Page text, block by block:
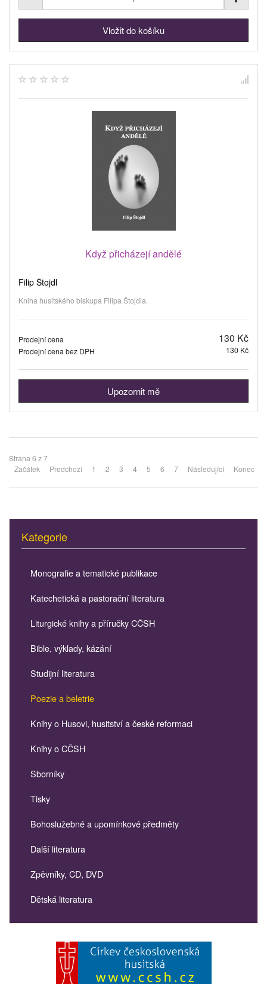
Když přicházejí andělé
Filip Štojdl
Kniha husitského biskupa Filipa Štojdla.
Prodejní cena 130 Kč
Prodejní cena bez DPH 130 Kč
Upozornit mě
Strana 6 z 7
Začátek
Předchozí 1 2 3 4 5 6 7 Následující Konec
Kategorie
Monografie a tematické publikace
Katechetická a pastorační literatura
Liturgické knihy a příručky CČSH
Bible, výklady, kázání
Studijní literatura
Poezie a beletrie
Knihy o Husovi, husitství a české reformaci
Knihy o CČSH
Sborníky
Tisky
Bohoslužebné a upomínkové předměty
Další literatura
Zpěvníky, CD, DVD
Dětská literatura